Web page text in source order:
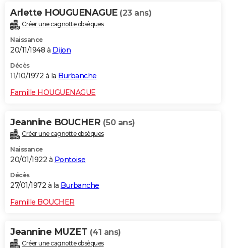
Arlette HOUGUENAGUE (23 ans)
Créer une cagnotte obsèques
Naissance
20/11/1948 à Dijon
Décès
11/10/1972 à la Burbanche
Famille HOUGUENAGUE
Jeannine BOUCHER (50 ans)
Créer une cagnotte obsèques
Naissance
20/01/1922 à Pontoise
Décès
27/01/1972 à la Burbanche
Famille BOUCHER
Jeannine MUZET (41 ans)
Créer une cagnotte obsèques